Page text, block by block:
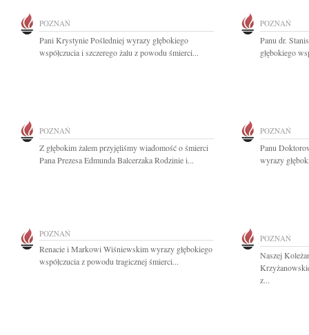
POZNAŃ
Pani Krystynie Pośledniej wyrazy głębokiego
współczucia i szczerego żalu z powodu śmierci...
POZNAŃ
Panu dr.
głębokiego
POZNAŃ
Z głębokim żalem przyjęliśmy wiadomość o śmierci
Pana Prezesa Edmunda Balcerzaka Rodzinie i...
POZNAŃ
Panu
wyrazy
POZNAŃ
Renacie i Markowi Wiśniewskim wyrazy głębokiego
współczucia z powodu tragicznej śmierci...
POZNAŃ
Naszej
z...